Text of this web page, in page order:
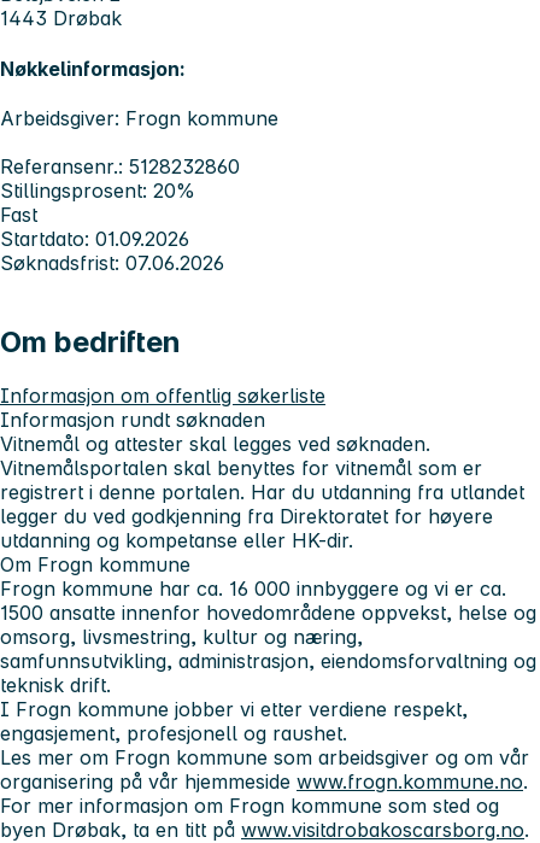
1443 Drøbak
Nøkkelinformasjon:
Arbeidsgiver: Frogn kommune
Referansenr.: 5128232860
Stillingsprosent: 20%
Fast
Startdato: 01.09.2026
Søknadsfrist: 07.06.2026
Om bedriften
Informasjon om offentlig søkerliste
Informasjon rundt søknaden
Vitnemål og attester skal legges ved søknaden.
Vitnemålsportalen skal benyttes for vitnemål som er
registrert i denne portalen. Har du utdanning fra utlandet
legger du ved godkjenning fra Direktoratet for høyere
utdanning og kompetanse eller HK-dir.
Om Frogn kommune
Frogn kommune har ca. 16 000 innbyggere og vi er ca.
1500 ansatte innenfor hovedområdene oppvekst, helse og
omsorg, livsmestring, kultur og næring,
samfunnsutvikling, administrasjon, eiendomsforvaltning og
teknisk drift.
I Frogn kommune jobber vi etter verdiene respekt,
engasjement, profesjonell og raushet.
Les mer om Frogn kommune som arbeidsgiver og om vår
organisering på vår hjemmeside www.frogn.kommune.no.
For mer informasjon om Frogn kommune som sted og
byen Drøbak, ta en titt på www.visitdrobakoscarsborg.no.